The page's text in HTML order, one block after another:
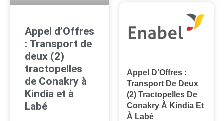
Appel d’Offres
: Transport de
deux (2)
tractopelles
de Conakry à
Kindia et à
Labé
Appel D’Offres :
Transport De Deux
(2) Tractopelles De
Conakry À Kindia Et
À Labé